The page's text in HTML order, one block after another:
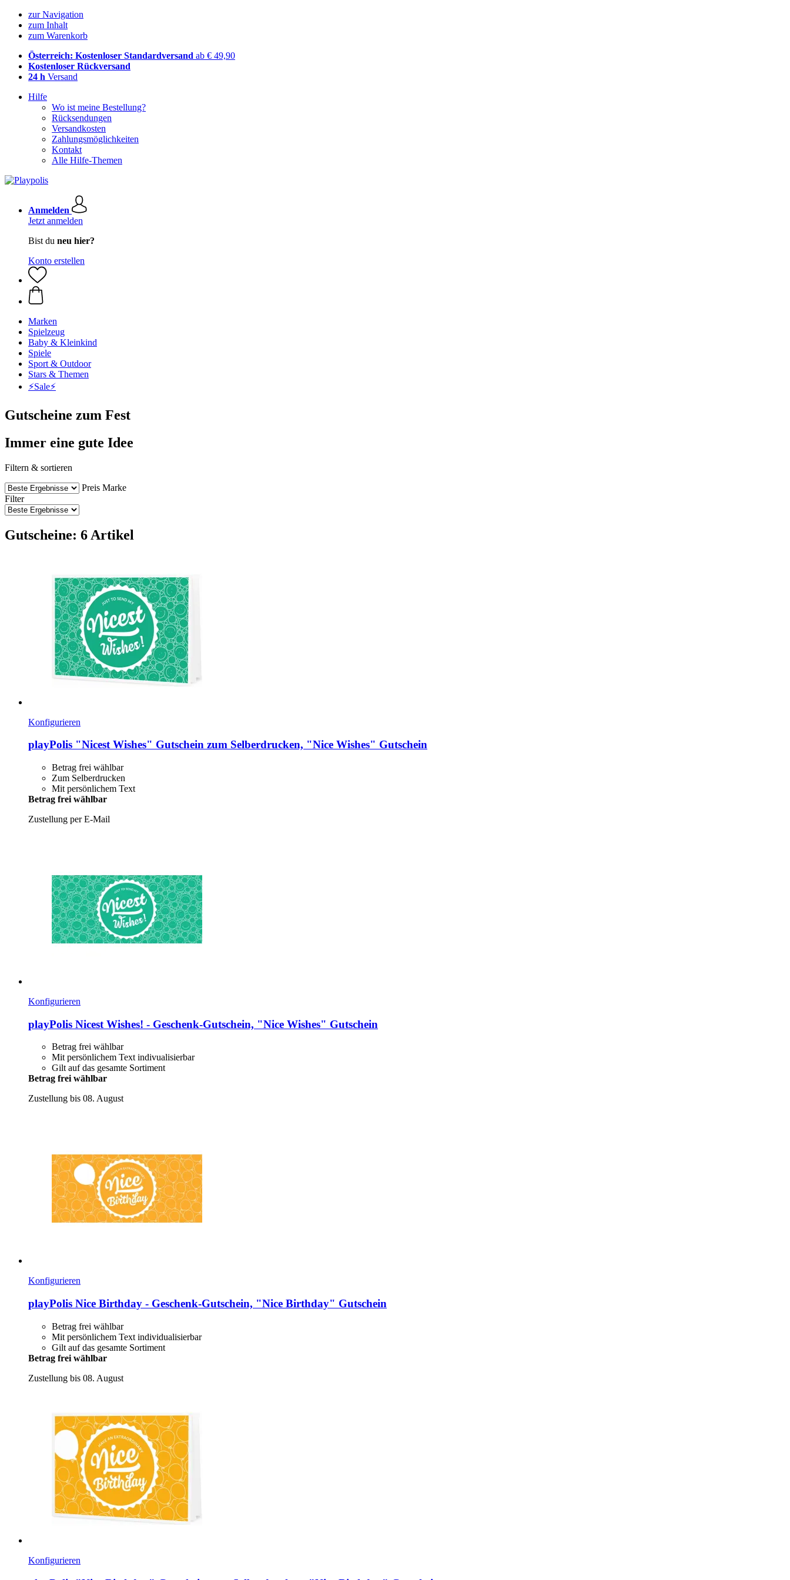
zur Navigation
zum Inhalt
zum Warenkorb
Österreich: Kostenloser Standardversand ab € 49,90
Kostenloser Rückversand
24 h Versand
Hilfe
Wo ist meine Bestellung?
Rücksendungen
Versandkosten
Zahlungsmöglichkeiten
Kontakt
Alle Hilfe-Themen
Anmelden
Jetzt anmelden
Bist du neu hier?
Konto erstellen
Marken
Spielzeug
Baby & Kleinkind
Spiele
Sport & Outdoor
Stars & Themen
⚡️Sale⚡️
Gutscheine zum Fest
Immer eine gute Idee
Filtern & sortieren
Preis Marke
Filter
Gutscheine: 6 Artikel
Konfigurieren
playPolis "Nicest Wishes" Gutschein zum Selberdrucken, "Nice Wishes" Gutschein
Betrag frei wählbar
Zum Selberdrucken
Mit persönlichem Text
Betrag frei wählbar
Zustellung per E-Mail
Konfigurieren
playPolis Nicest Wishes! -​ Geschenk-​Gutschein, "Nice Wishes" Gutschein
Betrag frei wählbar
Mit persönlichem Text indivualisierbar
Gilt auf das gesamte Sortiment
Betrag frei wählbar
Zustellung bis 08. August
Konfigurieren
playPolis Nice Birthday -​ Geschenk-​Gutschein, "Nice Birthday" Gutschein
Betrag frei wählbar
Mit persönlichem Text individualisierbar
Gilt auf das gesamte Sortiment
Betrag frei wählbar
Zustellung bis 08. August
Konfigurieren